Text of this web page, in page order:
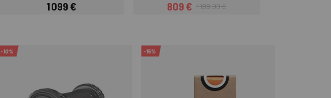
Prix
1 099 € Prix
809 € Prix habituel
1 188,90 €
-10% -15%